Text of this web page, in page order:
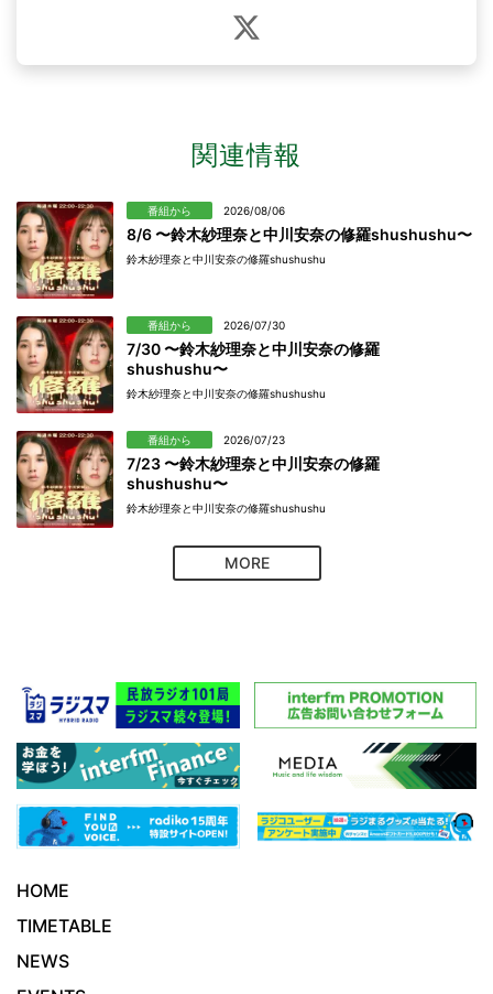
関連情報
番組から 2026/08/06
8/6 〜鈴木紗理奈と中川安奈の修羅shushushu〜
鈴木紗理奈と中川安奈の修羅shushushu
番組から 2026/07/30
7/30 〜鈴木紗理奈と中川安奈の修羅
shushushu〜
鈴木紗理奈と中川安奈の修羅shushushu
番組から 2026/07/23
7/23 〜鈴木紗理奈と中川安奈の修羅
shushushu〜
鈴木紗理奈と中川安奈の修羅shushushu
MORE
HOME
TIMETABLE
NEWS